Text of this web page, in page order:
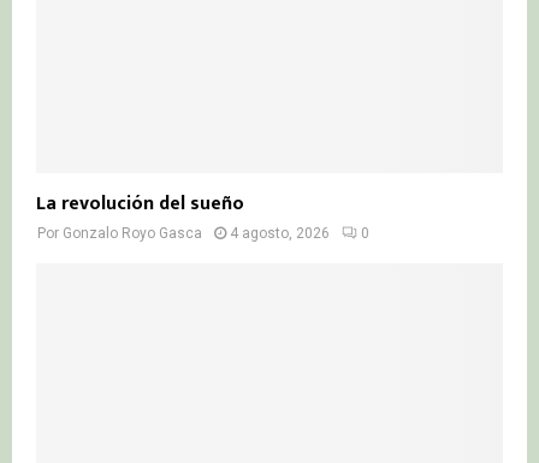
La revolución del sueño
Por Gonzalo Royo Gasca 4 agosto, 2026 0